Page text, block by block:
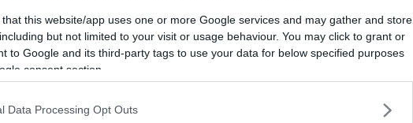
that this website/app uses one or more Google services and may gather and store
but not limited to your visit or usage behaviour. You may click to grant or
to Google and its third-party tags to use your data for below specified purposes
consent section.
Data Processing Opt Outs
Vill du bli
medlem?